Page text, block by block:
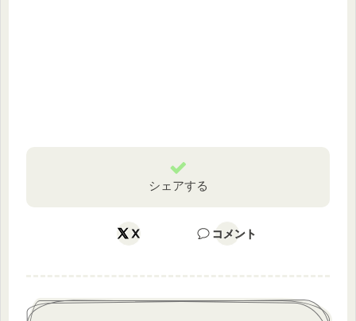
シェアする
X コメント